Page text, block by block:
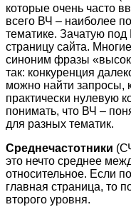
которые очень часто
всего ВЧ – наиболее
тематике. Зачатую
страницу сайта.
синоним фразы
так: конкуренция
можно найти запросы,
практически нулевую
понимать, что ВЧ –
для разных тематик.
Среднечастотники
это нечто среднее
относительное. Если
главная страница, то
второго уровня.